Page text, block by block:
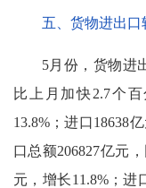
五、货物进出
5月份，货物进
比上月加快2.7个
13.8%；进口18638
口总额206827亿元
元，增长11.8%；进